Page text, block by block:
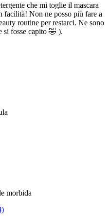
che mi toglie il mascara
facilità! Non ne posso più fare a
routine per restarci. Ne sono
si fosse capito 🤣 ).
morbida